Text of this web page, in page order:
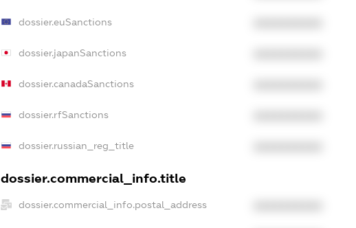
dossier.euSanctions
dossier.japanSanctions
dossier.canadaSanctions
dossier.rfSanctions
dossier.russian_reg_title
dossier.commercial_info.title
dossier.commercial_info.postal_address